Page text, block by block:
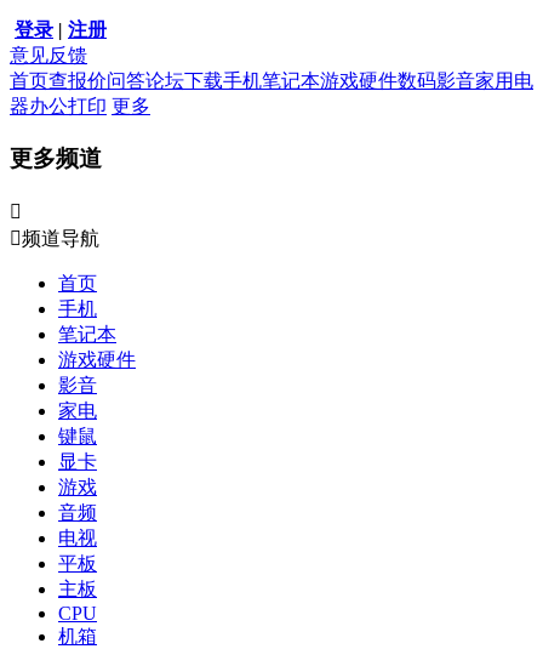
登录 | 注册
意见反馈
首页查报价问答论坛下载手机笔记本游戏硬件数码影音家用电
器办公打印 更多
更多频道

频道导航
首页
手机
笔记本
游戏硬件
影音
家电
键鼠
显卡
游戏
音频
电视
平板
主板
CPU
机箱